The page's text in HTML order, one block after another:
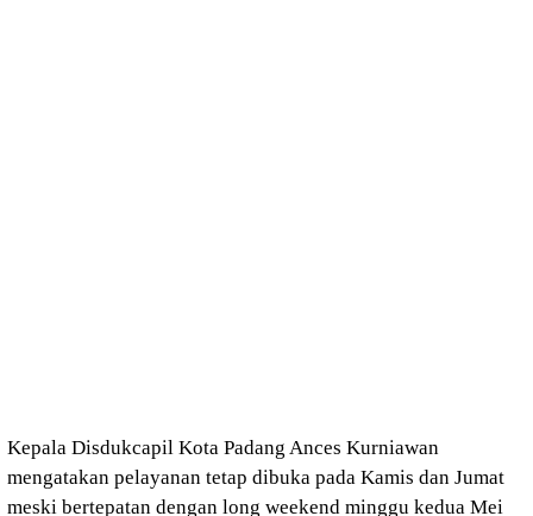
Kepala Disdukcapil Kota Padang Ances Kurniawan
mengatakan pelayanan tetap dibuka pada Kamis dan Jumat
meski bertepatan dengan long weekend minggu kedua Mei